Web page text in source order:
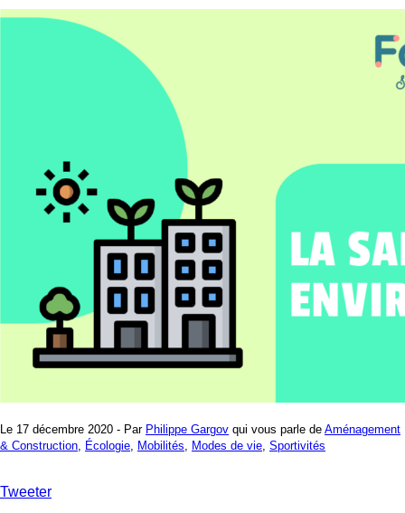
Le 17 décembre 2020 - Par Philippe Gargov qui vous parle de Aménagement
& Construction Écologie Mobilités Modes de vie Sportivités
Tweeter